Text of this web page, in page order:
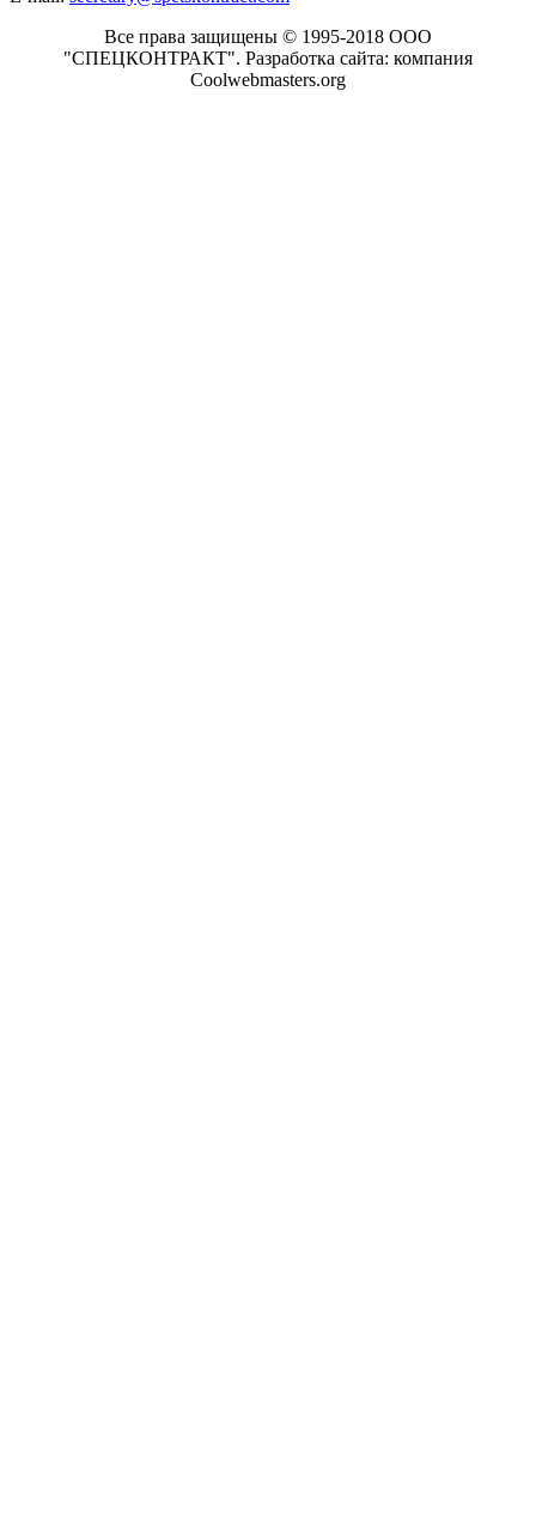
Все права защищены © 1995-2018 ООО
"СПЕЦКОНТРАКТ". Разработка сайта: компания
Coolwebmasters.org